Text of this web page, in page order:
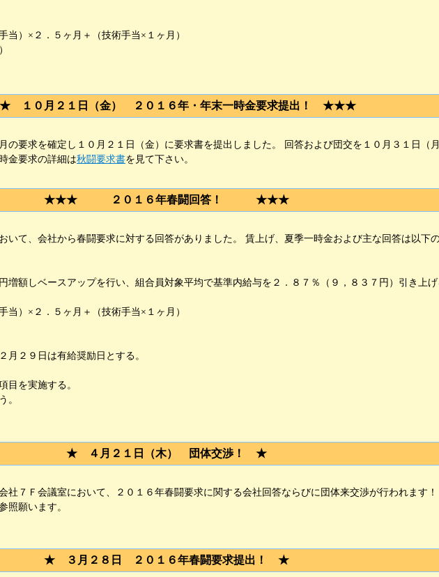
×２．５ヶ月＋（技術手当×１ヶ月）
０月２１日（金） ２０１６年・年末一時金要求提出！ ★★★
要求を確定し１０月２１日（金）に要求書を提出しました。 回答および団交を１０月３１日（
金要求の詳細は秋闘要求書を見て下さい。
★★★ ２０１６年春闘回答！ ★★★
て、会社から春闘要求に対する回答がありました。 賃上げ、夏季一時金および主な回答は以下
額しベースアップを行い、組合員対象平均で基準内給与を２．８７％（９，８３７円）引き上げ
×２．５ヶ月＋（技術手当×１ヶ月）
２９日は有給奨励日とする。
を実施する。
。
★ ４月２１日（木） 団体交渉！ ★
７Ｆ会議室において、２０１６年春闘要求に関する会社回答ならびに団体来交渉が行われます
照願います。
★ ３月２８日 ２０１６年春闘要求提出！ ★